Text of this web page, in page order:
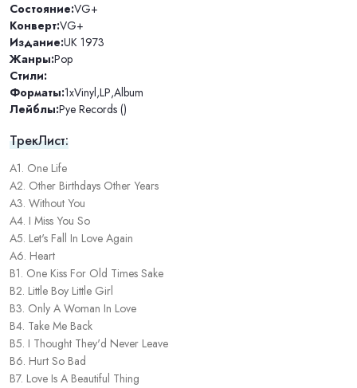
Состояние:VG+
Конверт:VG+
Издание:UK 1973
Жанры:Pop
Стили:
Форматы:1xVinyl,LP,Album
Лейблы:Pye Records ()
ТрекЛист:
A1. One Life
A2. Other Birthdays Other Years
A3. Without You
A4. I Miss You So
A5. Let's Fall In Love Again
A6. Heart
B1. One Kiss For Old Times Sake
B2. Little Boy Little Girl
B3. Only A Woman In Love
B4. Take Me Back
B5. I Thought They'd Never Leave
B6. Hurt So Bad
B7. Love Is A Beautiful Thing